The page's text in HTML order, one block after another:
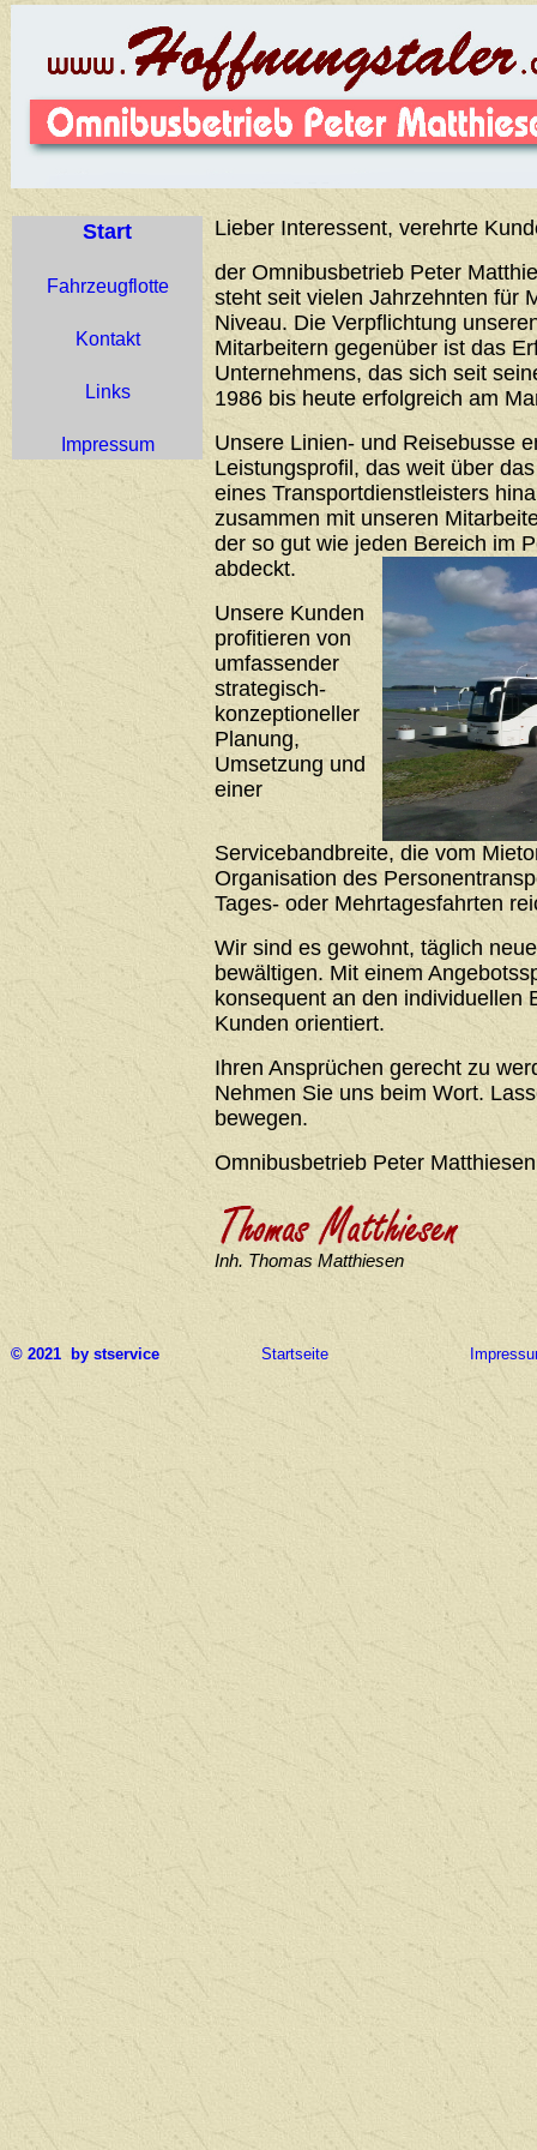
Start
Fahrzeugflotte
Kontakt
Links
Impressum
Lieber Interessent, verehrte
der Omnibusbetrieb Peter
steht seit vielen Jahrzehnten für
Niveau. Die Verpflichtung
Mitarbeitern gegenüber ist das
Unternehmens, das sich seit
1986 bis heute erfolgreich am
Unsere Linien- und Reisebusse
Leistungsprofil, das weit über
eines Transportdienstleisters
zusammen mit unseren
der so gut wie jeden Bereich im
abdeckt.
Unsere Kunden
profitieren von
umfassender
strategisch-
konzeptioneller
Planung,
Umsetzung und
einer
Servicebandbreite, die vom
Organisation des
Tages- oder Mehrtagesfahrten
Wir sind es gewohnt, täglich
bewältigen. Mit einem
konsequent an den individuellen
Kunden orientiert.
Ihren Ansprüchen gerecht zu
Nehmen Sie uns beim Wort.
bewegen.
Omnibusbetrieb Peter Matthiesen
Inh. Thomas Matthiesen
© 2021 by stservice Startseite